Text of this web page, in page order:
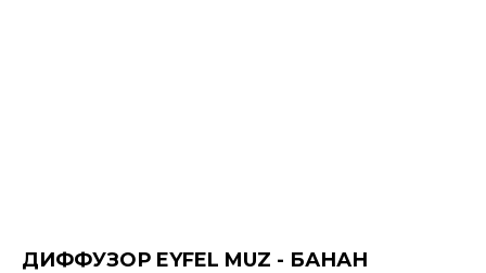
ДИФФУЗОР EYFEL MUZ - БАНАН